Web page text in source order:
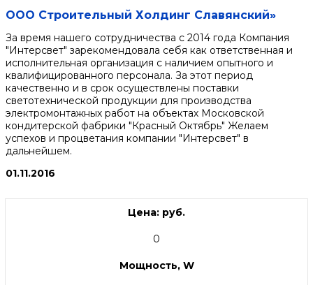
ООО Строительный Холдинг Славянский»
За время нашего сотрудничества с 2014 года Компания
"Интерсвет" зарекомендовала себя как ответственная и
исполнительная организация с наличием опытного и
квалифицированного персонала. За этот период
качественно и в срок осуществлены поставки
светотехнической продукции для производства
электромонтажных работ на объектах Московской
кондитерской фабрики "Красный Октябрь" Желаем
успехов и процветания компании "Интерсвет" в
дальнейшем.
01.11.2016
Цена: руб.
0
Мощность, W